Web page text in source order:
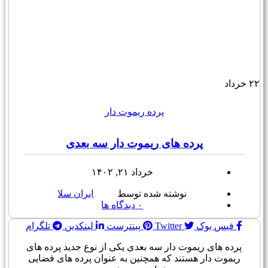
۲۲ خرداد
پرده ریموت دار
پرده های ریموت دار سه بعدی
خرداد ۲۱, ۱۴۰۲
نوشته شده توسط
ایران سلا
۰ دیدگاه ها
فیس بوک Twitter پینترست لینکدین تلگرام
پرده های ریموت دار سه بعدی یکی از نوع جدید پرده های
ریموت دار هستند که همچنین به عنوان پرده های فضایی